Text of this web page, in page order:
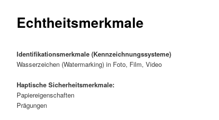
Echtheitsmerkmale
Identifikationsmerkmale (Kennzeichnungssysteme)
Wasserzeichen (Watermarking) in Foto, Film, Video
Haptische Sicherheitsmerkmale:
Papiereigenschaften
Prägungen